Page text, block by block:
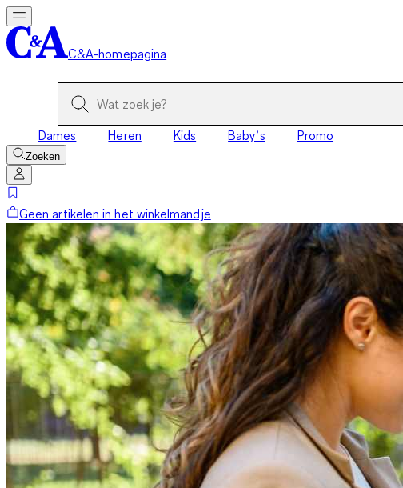
C&A-homepagina
Dames Heren Kids Baby’s Promo
Zoeken
Geen artikelen in het winkelmandje